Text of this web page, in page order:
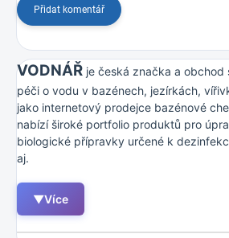
Přidat komentář
VODNÁŘ je česká značka a obchod
péči o vodu v bazénech, jezírkách,
jako internetový prodejce bazénové
nabízí široké portfolio produktů pro
biologické přípravky určené k
aj.
▼Více